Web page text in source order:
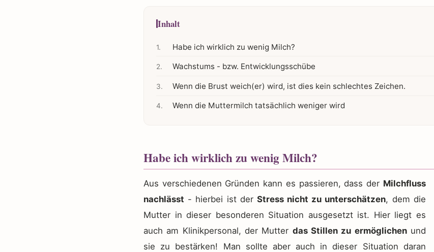
Inhalt
Habe ich wirklich zu wenig Milch?
Wachstums - bzw. Entwicklungsschübe
Wenn die Brust weich(er) wird, ist dies kein schlechtes Zeichen.
Wenn die Muttermilch tatsächlich weniger wird
Habe ich wirklich zu wenig Milch?
Aus verschiedenen Gründen kann es passieren, dass der Milchfluss
nachlässt - hierbei ist der Stress nicht zu unterschätzen, dem die
Mutter in dieser besonderen Situation ausgesetzt ist. Hier liegt es
auch am Klinikpersonal, der Mutter das Stillen zu ermöglichenund
sie zu bestärken! Man sollte aber auch in dieser Situation daran